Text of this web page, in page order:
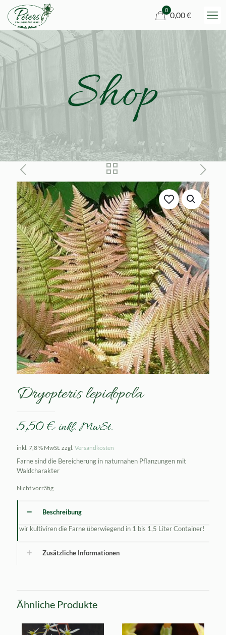
0
0,00 €
Shop
Dryopteris lepidopola
5,50€ inkl. MwSt.
inkl. 7,8 % MwSt. zzgl. Versandkosten
Farne sind die Bereicherung in naturnahen Pflanzungen mit
Waldcharakter
Nicht vorrätig
Beschreibung
wir kultiviren die Farne überwiegend in 1 bis 1,5 Liter Container!
Zusätzliche Informationen
Ähnliche Produkte